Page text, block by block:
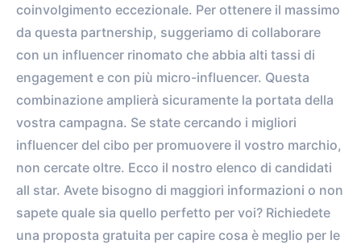
coinvolgimento eccezionale. Per ottenere il massimo
da questa partnership, suggeriamo di collaborare
con un influencer rinomato che abbia alti tassi di
engagement e con più micro-influencer. Questa
combinazione amplierà sicuramente la portata della
vostra campagna. Se state cercando i migliori
influencer del cibo per promuovere il vostro marchio,
non cercate oltre. Ecco il nostro elenco di candidati
all star. Avete bisogno di maggiori informazioni o non
sapete quale sia quello perfetto per voi? Richiedete
una proposta gratuita per capire cosa è meglio per le